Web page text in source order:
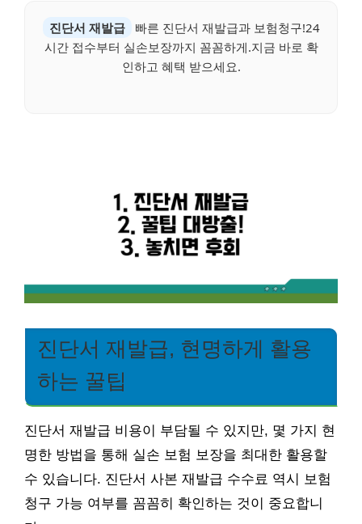
진단서 재발급
빠른 진단서 재발급과 보험청구!24
시간 접수부터 실손보장까지 꼼꼼하게.지금 바로 확
인하고 혜택 받으세요.
진단서 재발급, 현명하게 활용
하는 꿀팁
진단서 재발급 비용이 부담될 수 있지만, 몇 가지 현
명한 방법을 통해 실손 보험 보장을 최대한 활용할
수 있습니다. 진단서 사본 재발급 수수료 역시 보험
청구 가능 여부를 꼼꼼히 확인하는 것이 중요합니